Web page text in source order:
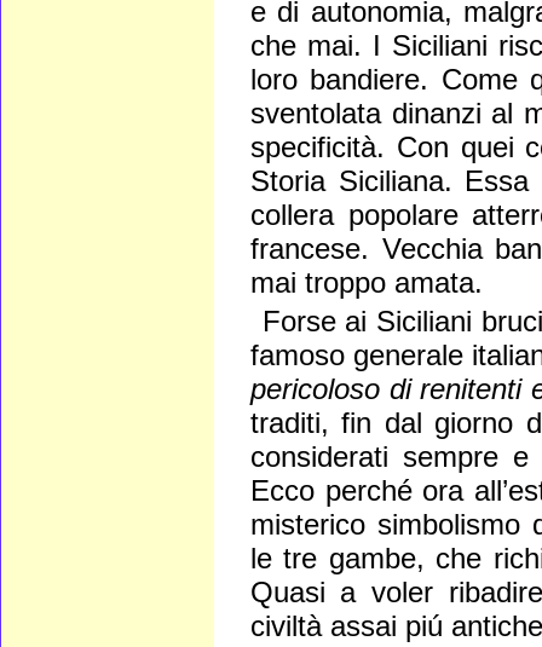
e di autonomia,
che mai. I Siciliani
loro bandiere. Come
sventolata dinanzi al
specificità. Con quei
Storia Siciliana.
collera popolare
francese. Vecchia
mai troppo amata.
Forse ai Siciliani
famoso generale
pericoloso di renitenti
traditi, fin dal giorno
considerati sempre
Ecco perché ora
misterico simbolismo
le tre gambe, che
Quasi a voler
civiltà assai piú